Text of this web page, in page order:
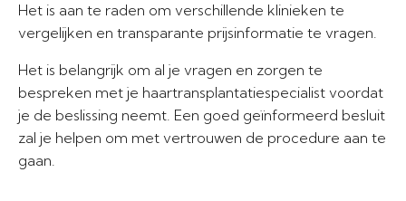
Het is aan te raden om verschillende klinieken te
vergelijken en transparante prijsinformatie te vragen.
Het is belangrijk om al je vragen en zorgen te
bespreken met je haartransplantatiespecialist voordat
je de beslissing neemt. Een goed geïnformeerd besluit
zal je helpen om met vertrouwen de procedure aan te
gaan.